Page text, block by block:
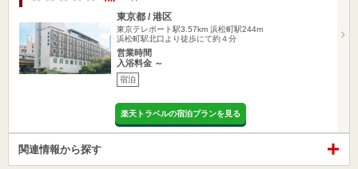
東京都 / 港区
東京テレポート駅3.57km 浜松町駅244m
浜松町駅北口より徒歩にて約４分
営業時間
入浴料金 ～
宿泊
楽天トラベルの宿泊プランを見る
関連情報から探す